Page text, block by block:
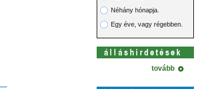
Néhány hónapja.
Egy éve, vagy régebben.
tovább